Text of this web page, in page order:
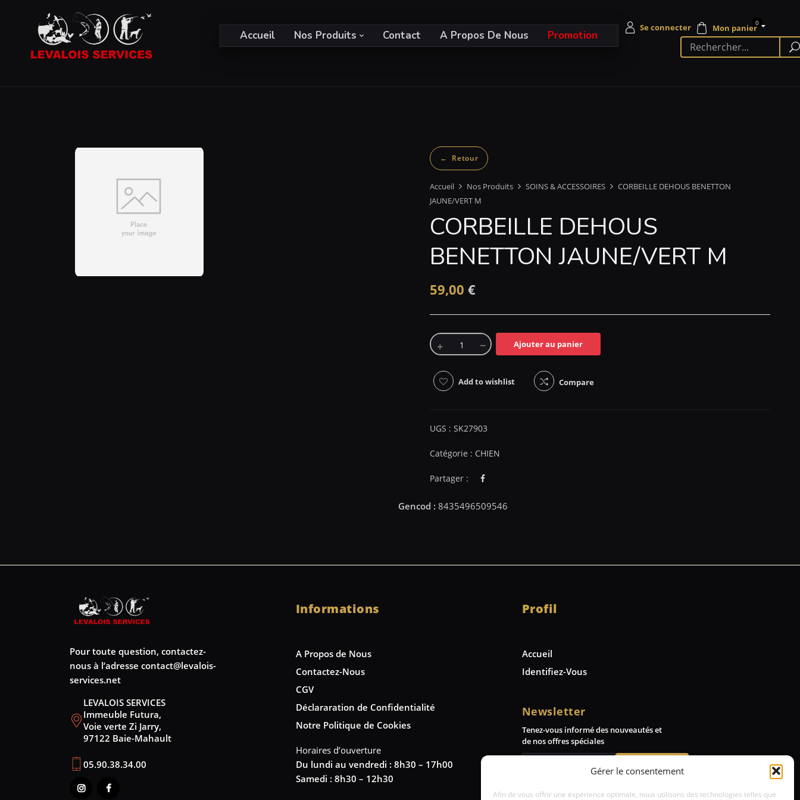
Gérer le consentement
Afin de vous offrir une expérience optimale, nous utilisons des technologies telles que
Accueil Nos Produits Contact A Propos De Nous Promotion
0
Accueil Nos Produits SOINS & ACCESSOIRES
CORBEILLE DEHOUS BENETTON
JAUNE/VERT M
CORBEILLE DEHOUS
BENETTON JAUNE/VERT M
59,00 €
Ajouter au panier
Add to wishlist Compare
UGS : SK27903
Catégorie : CHIEN
Partager :
Pour toute question, contactez-
nous à l’adresse contact@levalois-
services.net
LEVALOIS SERVICES
Immeuble Futura,
Voie verte Zi Jarry,
97122 Baie-Mahault
05.90.38.34.00
Informations
A Propos de Nous
Contactez-Nous
CGV
Déclararation de Confidentialité
Notre Politique de Cookies
Horaires d’ouverture
Du lundi au vendredi : 8h30 – 17h00
Samedi : 8h30 – 12h30
Profil
Accueil
Identifiez-Vous
Newsletter
Tenez-vous informé des nouveautés et
de nos offres spéciales